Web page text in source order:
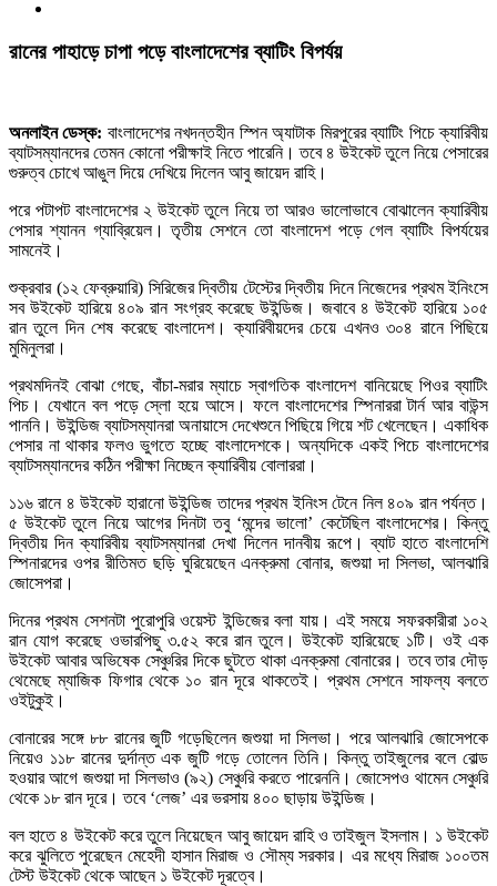
রানের পাহাড়ে চাপা পড়ে বাংলাদেশের ব্যাটিং বিপর্যয়
অনলাইন ডেস্ক: বাংলাদেশের নখদন্তহীন স্পিন অ্যাটাক মিরপুরের ব্যাটিং পিচে ক্যারিবীয়
ব্যাটসম্যানদের তেমন কোনো পরীক্ষাই নিতে পারেনি। তবে ৪ উইকেট তুলে নিয়ে পেসারের
গুরুত্ব চোখে আঙুল দিয়ে দেখিয়ে দিলেন আবু জায়েদ রাহি।
পরে পটাপট বাংলাদেশের ২ উইকেট তুলে নিয়ে তা আরও ভালোভাবে বোঝালেন ক্যারিবীয়
পেসার শ্যানন গ্যাব্রিয়েল। তৃতীয় সেশনে তো বাংলাদেশ পড়ে গেল ব্যাটিং বিপর্যয়ের
সামনেই।
শুক্রবার (১২ ফেব্রুয়ারি) সিরিজের দ্বিতীয় টেস্টের দ্বিতীয় দিনে নিজেদের প্রথম ইনিংসে
সব উইকেট হারিয়ে ৪০৯ রান সংগ্রহ করেছে উইন্ডিজ। জবাবে ৪ উইকেট হারিয়ে ১০৫
রান তুলে দিন শেষ করেছে বাংলাদেশ। ক্যারিবীয়দের চেয়ে এখনও ৩০৪ রানে পিছিয়ে
মুমিনুলরা।
প্রথমদিনই বোঝা গেছে, বাঁচা-মরার ম্যাচে স্বাগতিক বাংলাদেশ বানিয়েছে পিওর ব্যাটিং
পিচ। যেখানে বল পড়ে স্লো হয়ে আসে। ফলে বাংলাদেশের স্পিনাররা টার্ন আর বাউন্স
পাননি। উইন্ডিজ ব্যাটসম্যানরা অনায়াসে দেখেশুনে পিছিয়ে গিয়ে শট খেলেছেন। একাধিক
পেসার না থাকার ফলও ভুগতে হচ্ছে বাংলাদেশকে। অন্যদিকে একই পিচে বাংলাদেশের
ব্যাটসম্যানদের কঠিন পরীক্ষা নিচ্ছেন ক্যারিবীয় বোলাররা।
১১৬ রানে ৪ উইকেট হারানো উইন্ডিজ তাদের প্রথম ইনিংস টেনে নিল ৪০৯ রান পর্যন্ত।
৫ উইকেট তুলে নিয়ে আগের দিনটা তবু ‘মন্দের ভালো’ কেটেছিল বাংলাদেশের। কিন্তু
দ্বিতীয় দিন ক্যারিবীয় ব্যাটসম্যানরা দেখা দিলেন দানবীয় রূপে। ব্যাট হাতে বাংলাদেশি
স্পিনারদের ওপর রীতিমত ছড়ি ঘুরিয়েছেন এনক্রুমা বোনার, জশুয়া দা সিলভা, আলঝারি
জোসেপরা।
দিনের প্রথম সেশনটা পুরোপুরি ওয়েস্ট ইন্ডিজের বলা যায়। এই সময়ে সফরকারীরা ১০২
রান যোগ করেছে ওভারপিছু ৩.৫২ করে রান তুলে। উইকেট হারিয়েছে ১টি। ওই এক
উইকেট আবার অভিষেক সেঞ্চুরির দিকে ছুটতে থাকা এনক্রুমা বোনারের। তবে তার দৌড়
থেমেছে ম্যাজিক ফিগার থেকে ১০ রান দূরে থাকতেই। প্রথম সেশনে সাফল্য বলতে
ওইটুকুই।
বোনারের সঙ্গে ৮৮ রানের জুটি গড়েছিলেন জশুয়া দা সিলভা। পরে আলঝারি জোসেপকে
নিয়েও ১১৮ রানের দুর্দান্ত এক জুটি গড়ে তোলেন তিনি। কিন্তু তাইজুলের বলে বোল্ড
হওয়ার আগে জশুয়া দা সিলভাও (৯২) সেঞ্চুরি করতে পারেননি। জোসেপও থামেন সেঞ্চুরি
থেকে ১৮ রান দূরে। তবে ‘লেজ’ এর ভরসায় ৪০০ ছাড়ায় উইন্ডিজ।
বল হাতে ৪ উইকেট করে তুলে নিয়েছেন আবু জায়েদ রাহি ও তাইজুল ইসলাম। ১ উইকেট
করে ঝুলিতে পুরেছেন মেহেদী হাসান মিরাজ ও সৌম্য সরকার। এর মধ্যে মিরাজ ১০০তম
টেস্ট উইকেট থেকে আছেন ১ উইকেট দূরত্বে।